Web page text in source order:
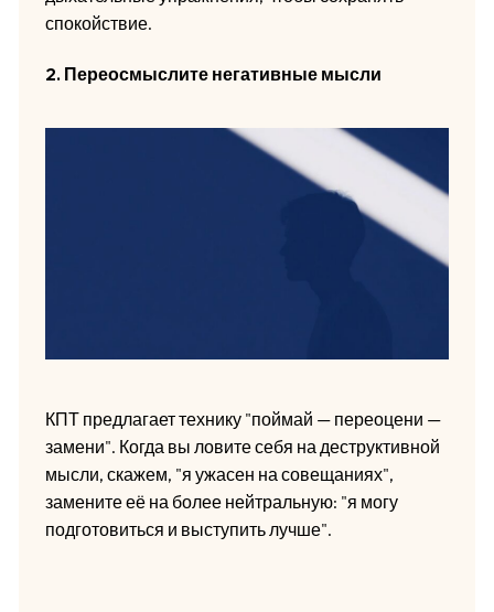
спокойствие.
2. Переосмыслите негативные мысли
КПТ предлагает технику "поймай — переоцени —
замени". Когда вы ловите себя на деструктивной
мысли, скажем, "я ужасен на совещаниях",
замените её на более нейтральную: "я могу
подготовиться и выступить лучше".